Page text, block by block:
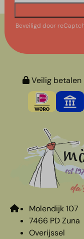
Beveiligd door
Veilig betalen
Molendijk 107
7466 PD Zuna
Overijssel